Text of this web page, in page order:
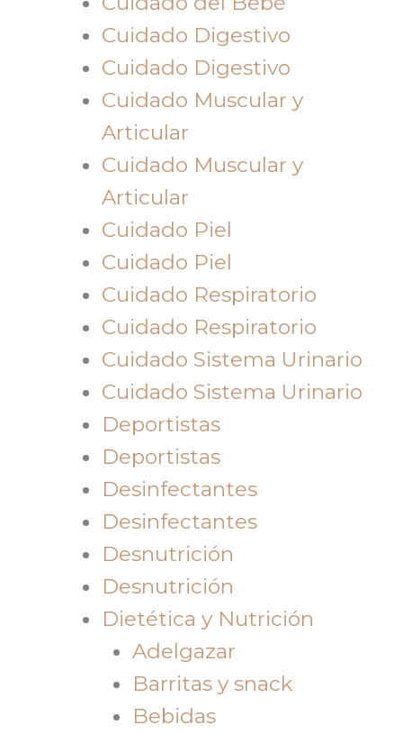
Cuidado Digestivo
Cuidado Digestivo
Cuidado Muscular y
Articular
Cuidado Muscular y
Articular
Cuidado Piel
Cuidado Piel
Cuidado Respiratorio
Cuidado Respiratorio
Cuidado Sistema Urinario
Cuidado Sistema Urinario
Deportistas
Deportistas
Desinfectantes
Desinfectantes
Desnutrición
Desnutrición
Dietética y Nutrición
Adelgazar
Barritas y snack
Bebidas